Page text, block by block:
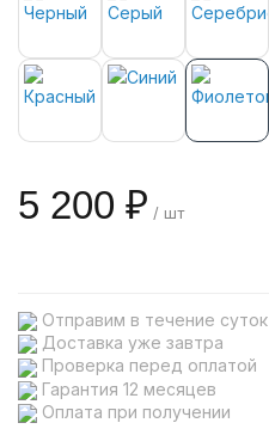
5 200 ₽ / шт
Отправим в течение суток
Доставка уже завтра
Проверка перед оплатой
Гарантия 12 месяцев
Оплата при получении